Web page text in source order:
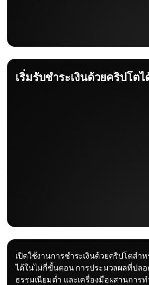
เริ่มรับชำระเงินด้วยคริปโต
เปิดใช้งานการชำระเงินด้วยคริปโตส
ได้ในไม่กี่ขั้นตอน การประมวลผลที่ปล
ธรรมเนียมต่ำ และเครื่องมือผสานการ